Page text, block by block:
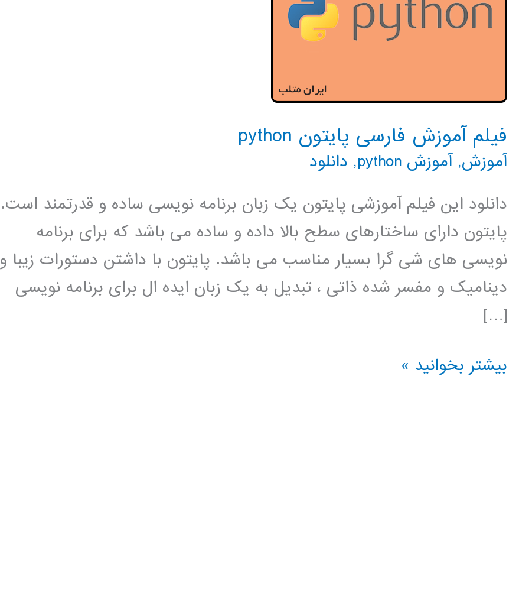
فیلم آموزش فارسی پایتون python
آموزش,آموزش python , دانلود
دانلود این فیلم آموزشی پایتون یک زبان برنامه نویسی ساده و قدرتمند است.
پایتون دارای ساختارهای سطح بالا داده و ساده می باشد که برای برنامه
نویسی های شی گرا بسیار مناسب می باشد. پایتون با داشتن دستورات زیبا و
دینامیک و مفسر شده ذاتی ، تبدیل به یک زبان ایده ال برای برنامه نویسی
[…]
فیلم
فارسی
بیشتر بخوانید »